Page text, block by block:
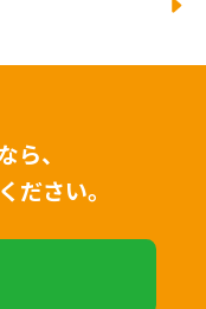
ら、
ださい。